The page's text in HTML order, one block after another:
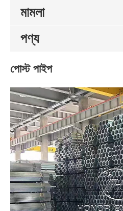
মামলা
পণ্য
পোস্ট পাইপ